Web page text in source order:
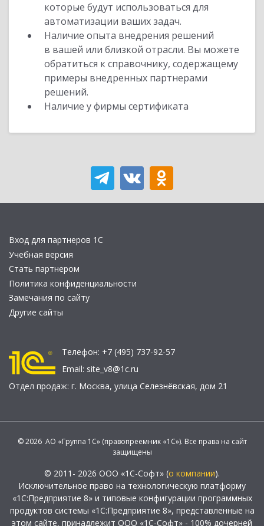
которые будут использоваться для
автоматизации ваших задач.
Наличие опыта внедрения решений
в вашей или близкой отрасли. Вы можете
обратиться к справочнику, содержащему
примеры внедренных партнерами
решений.
Наличие у фирмы сертификата
Вход для партнеров 1С
Учебная версия
Стать партнером
Политика конфиденциальности
Замечания по сайту
Другие сайты
Телефон: +7 (495) 737-92-57
Email: site_v8@1c.ru
Отдел продаж: г. Москва, улица Селезнёвская, дом 21
© 2026 АО «Группа 1С» (правопреемник «1С»). Все права на сайт
защищены
© 2011- 2026 ООО «1С-Софт» (о компании).
Исключительное право на технологическую платформу
«1С:Предприятие 8» и типовые конфигурации программных
продуктов системы «1С:Предприятие 8», представленные на
этом сайте, принадлежит ООО «1С-Софт» - 100% дочерней